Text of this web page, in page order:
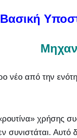
Βασική
νέο από την
χρήσης
συνιστάται.